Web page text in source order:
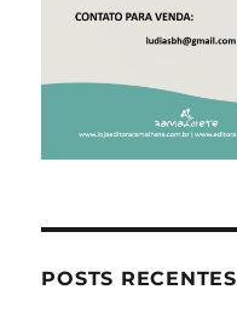
POSTS RECENTES